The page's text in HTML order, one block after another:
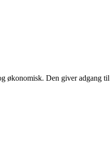
Den giver adgang